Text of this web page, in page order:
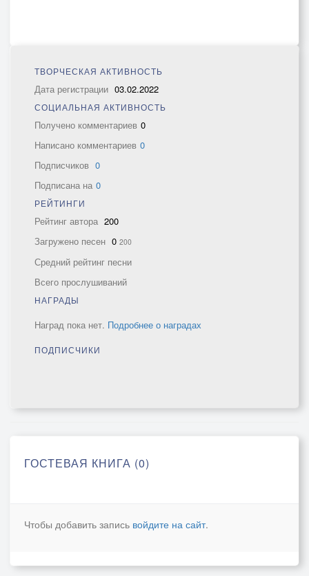
ТВОРЧЕСКАЯ АКТИВНОСТЬ
Дата регистрации 03.02.2022
СОЦИАЛЬНАЯ АКТИВНОСТЬ
Получено комментариев 0
Написано комментариев 0
Подписчиков 0
Подписана на 0
РЕЙТИНГИ
Рейтинг автора 200
Загружено песен 0 200
Средний рейтинг песни
Всего прослушиваний
НАГРАДЫ
Наград пока нет. Подробнее о наградах
ПОДПИСЧИКИ
ГОСТЕВАЯ КНИГА (0)
Чтобы добавить запись войдите на сайт.